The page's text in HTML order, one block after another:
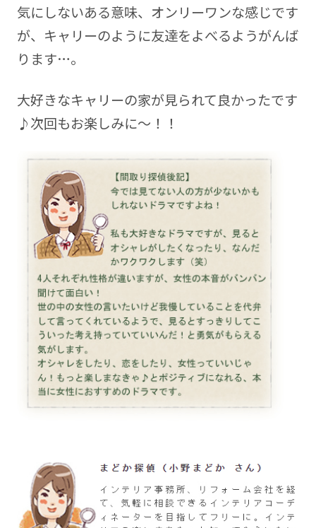
気にしないある意味、オンリーワンな感じです
が、キャリーのように友達をよべるようがんば
ります…。
大好きなキャリーの家が見られて良かったです
♪次回もお楽しみに～！！